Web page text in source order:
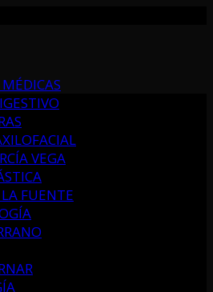
VEGA
FUENTE